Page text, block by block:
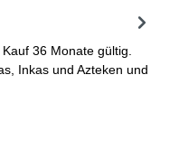
36 Monate gültig.
Inkas und Azteken und